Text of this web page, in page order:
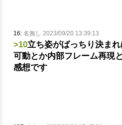
16: 名無し 2023/09/20 13:39:13
>10立ち姿がばっちり決ま
可動とか内部フレーム再現
感想です